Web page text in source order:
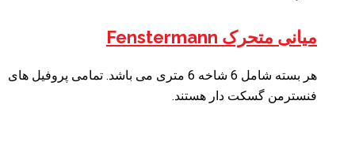
میانی متحرک Fenstermann
هر بسته شامل 6 شاخه 6 متری می باشد. تمامی پروفیل های
فنسترمن گسکت دار هستند.